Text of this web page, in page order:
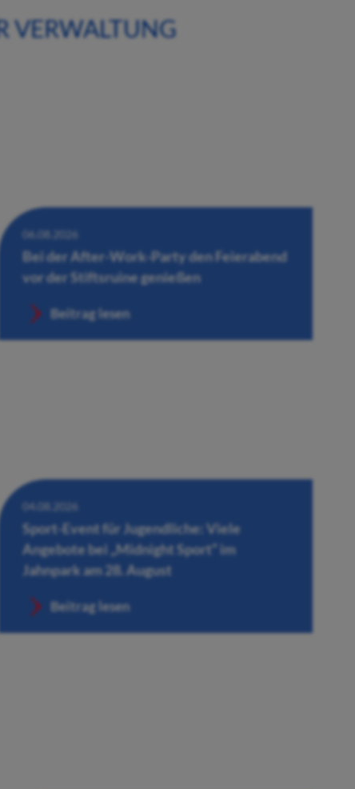
VERWALTUNG
06.08.2026
Bei der After-Work-Party den Feierabend
vor der Stiftsruine genießen
Beitrag lesen
04.08.2026
Sport-Event für Jugendliche: Viele
Angebote bei „Midnight Sport“ im
Jahnpark am 28. August
Beitrag lesen